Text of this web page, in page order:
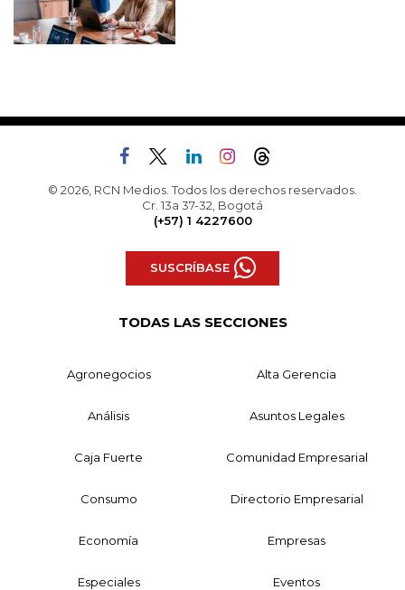
© 2026, RCN Medios. Todos los derechos reservados.
Cr. 13a 37-32, Bogotá
(+57) 1 4227600
SUSCRÍBASE
TODAS LAS SECCIONES
Agronegocios Alta Gerencia
Análisis Asuntos Legales
Caja Fuerte Comunidad Empresarial
Consumo Directorio Empresarial
Economía Empresas
Especiales Eventos